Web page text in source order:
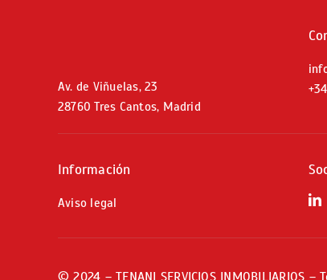
Av. de Viñuelas, 23
28760 Tres Cantos, Madrid
+34
Información
Aviso legal